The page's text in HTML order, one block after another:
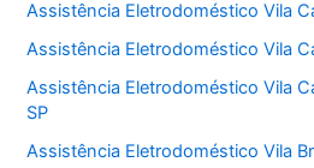
Assistência Eletrodoméstico Vila
Assistência Eletrodoméstico Vila
Assistência Eletrodoméstico Vila
SP
Assistência Eletrodoméstico Vila